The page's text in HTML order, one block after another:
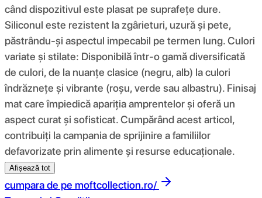
când dispozitivul este plasat pe suprafețe dure.
Siliconul este rezistent la zgârieturi, uzură și pete,
păstrându-și aspectul impecabil pe termen lung. Culori
variate și stilate: Disponibilă într-o gamă diversificată
de culori, de la nuanțe clasice (negru, alb) la culori
îndrăznețe și vibrante (roșu, verde sau albastru). Finisaj
mat care împiedică apariția amprentelor și oferă un
aspect curat și sofisticat. Cumpărând acest articol,
contribuiți la campania de sprijinire a familiilor
defavorizate prin alimente și resurse educaționale.
Afișează tot
cumpara de pe moftcollection.ro/